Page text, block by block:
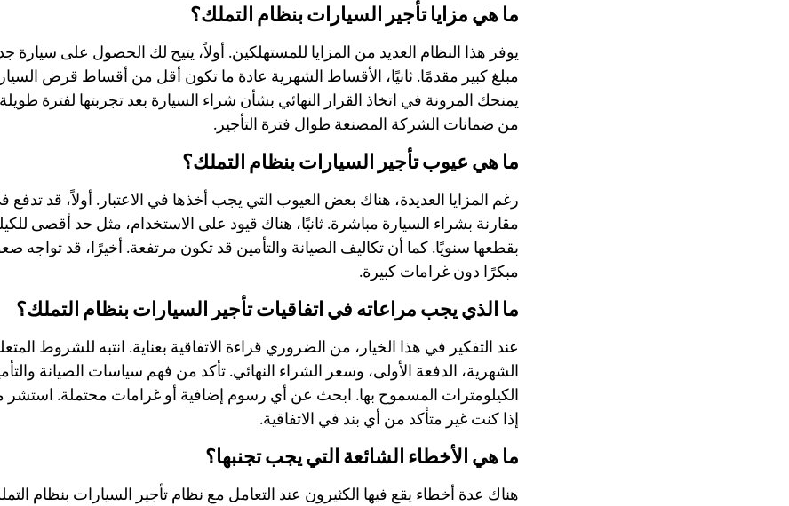
ما هي مزايا تأجير السيارات بنظام التملك؟
يوفر هذا النظام العديد من المزايا للمستهلكين. أولاً، يتيح لك الحصول على سيارة
مبلغ كبير مقدمًا. ثانيًا، الأقساط الشهرية عادة ما تكون أقل من أقساط قرض
يمنحك المرونة في اتخاذ القرار النهائي بشأن شراء السيارة بعد تجربتها لفترة
من ضمانات الشركة المصنعة طوال فترة التأجير.
ما هي عيوب تأجير السيارات بنظام التملك؟
رغم المزايا العديدة، هناك بعض العيوب التي يجب أخذها في الاعتبار. أولاً، قد تدفع في
مقارنة بشراء السيارة مباشرة. ثانيًا، هناك قيود على الاستخدام، مثل حد أقصى
بقطعها سنويًا. كما أن تكاليف الصيانة والتأمين قد تكون مرتفعة. أخيرًا، قد تواجه
مبكرًا دون غرامات كبيرة.
ما الذي يجب مراعاته في اتفاقيات تأجير السيارات بنظام التملك؟
عند التفكير في هذا الخيار، من الضروري قراءة الاتفاقية بعناية. انتبه للشروط
الشهرية، الدفعة الأولى، وسعر الشراء النهائي. تأكد من فهم سياسات الصيانة
الكيلومترات المسموح بها. ابحث عن أي رسوم إضافية أو غرامات محتملة. استشر
إذا كنت غير متأكد من أي بند في الاتفاقية.
ما هي الأخطاء الشائعة التي يجب تجنبها؟
هناك عدة أخطاء يقع فيها الكثيرون عند التعامل مع نظام تأجير السيارات بنظام